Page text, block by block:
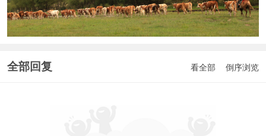
全部回复 看全部 倒序浏览